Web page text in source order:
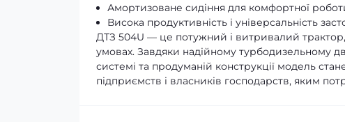
Амортизоване сидіння для комфортної
Висока продуктивність і універсальність
ДТЗ 504U — це потужний і витривалий
умовах. Завдяки надійному турбодизельному
системі та продуманій конструкції модель
підприємств і власників господарств, яким